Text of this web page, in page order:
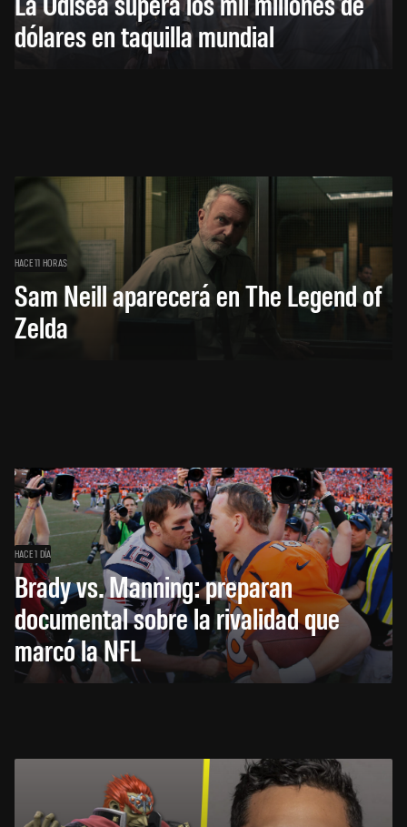
dólares en taquilla mundial
HACE 11 HORAS
Sam Neill aparecerá en The Legend of
Zelda
HACE 1 DÍA
Brady vs. Manning: preparan
documental sobre la rivalidad que
marcó la NFL